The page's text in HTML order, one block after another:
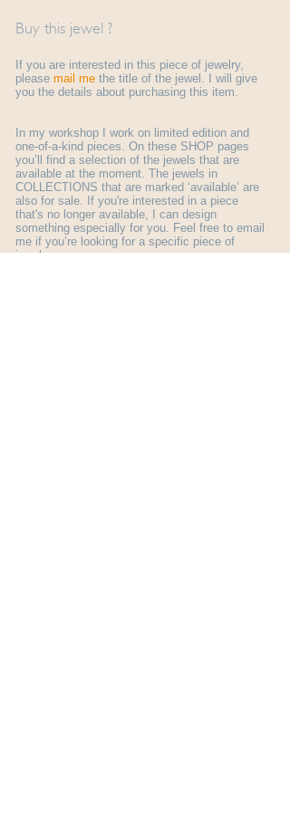
Buy this jewel ?
If you are interested in this piece of jewelry,
please mail me the title of the jewel. I will give
you the details about purchasing this item.
In my workshop I work on limited edition and
one-of-a-kind pieces. On these SHOP pages
you’ll find a selection of the jewels that are
available at the moment. The jewels in
COLLECTIONS that are marked ‘available’ are
also for sale. If you're interested in a piece
that's no longer available, I can design
something especially for you. Feel free to email
me if you’re looking for a specific piece of
jewelry.